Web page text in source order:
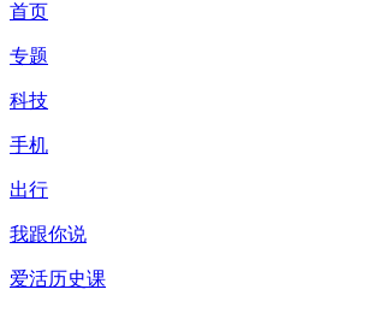
首页
专题
科技
手机
出行
我跟你说
爱活历史课